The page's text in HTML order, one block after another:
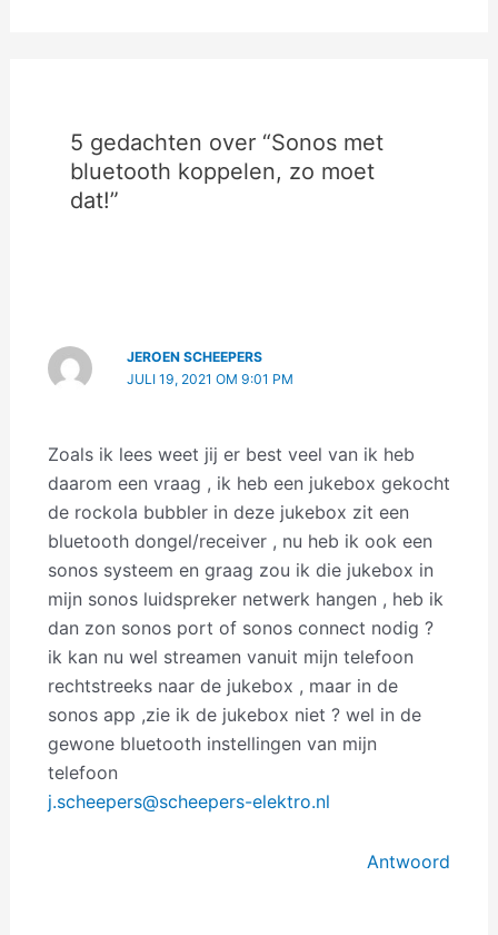
5 gedachten over “Sonos met
bluetooth koppelen, zo moet
dat!”
JEROEN SCHEEPERS
JULI 19, 2021 OM 9:01 PM
Zoals ik lees weet jij er best veel van ik heb
daarom een vraag , ik heb een jukebox gekocht
de rockola bubbler in deze jukebox zit een
bluetooth dongel/receiver , nu heb ik ook een
sonos systeem en graag zou ik die jukebox in
mijn sonos luidspreker netwerk hangen , heb ik
dan zon sonos port of sonos connect nodig ?
ik kan nu wel streamen vanuit mijn telefoon
rechtstreeks naar de jukebox , maar in de
sonos app ,zie ik de jukebox niet ? wel in de
gewone bluetooth instellingen van mijn
telefoon
j.scheepers@scheepers-elektro.nl
Antwoord